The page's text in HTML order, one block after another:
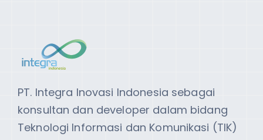
PT. Integra Inovasi Indonesia sebagai
konsultan dan developer dalam bidang
Teknologi Informasi dan Komunikasi (TIK)